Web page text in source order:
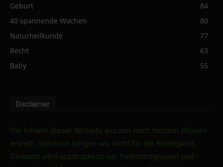
Geburt
84
40 spannende Wochen
80
Naturheilkunde
77
Recht
63
Baby
55
Disclaimer
Die Inhalte dieser Website wurden nach bestem Wissen
erstellt, dennoch bürgen wir nicht für die Richtigkeit.
Gewarnt wird ausdrücklich vor Selbstdiagnosen und -